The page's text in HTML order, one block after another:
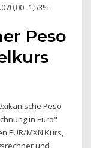
-1,53%
Peso
Peso
in Euro"
EUR/MXN Kurs,